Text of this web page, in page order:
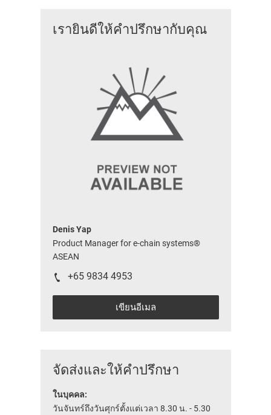
เรายินดีให้คำปรึกษากับคุณ
Denis Yap
Product Manager for e-chain systems®
ASEAN
+65 9834 4953
เขียนอีเมล
จัดส่งและให้คำปรึกษา
ในบุคคล:
วันจันทร์ถึงวันศุกร์ตั้งแต่เวลา 8.30 น. - 5.30